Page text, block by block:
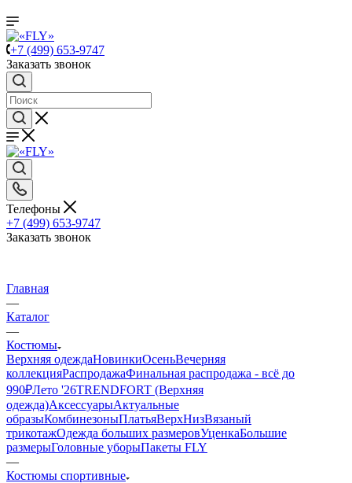
+7 (499) 653-9747
Заказать звонок
Телефоны
+7 (499) 653-9747
Заказать звонок
Главная
—
Каталог
—
Костюмы
Верхняя одеждаНовинкиОсеньВечерняя
коллекцияРаспродажаФинальная распродажа - всё до
990₽Лето '26TRENDFORT (Верхняя
одежда)АксессуарыАктуальные
образыКомбинезоныПлатьяВерхНизВязаный
трикотажОдежда больших размеровУценкаБольшие
размерыГоловные уборыПакеты FLY
—
Костюмы спортивные